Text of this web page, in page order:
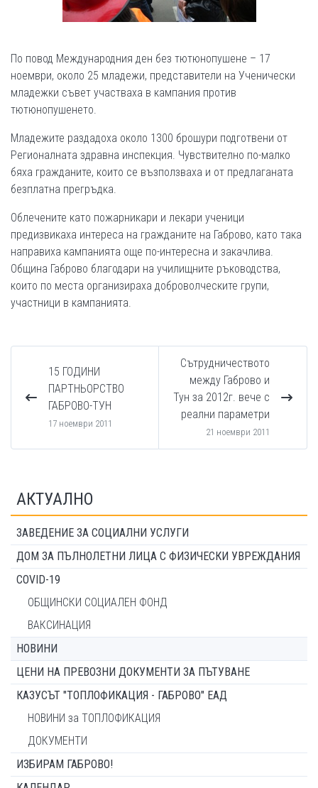
По повод Международния ден без тютюнопушене – 17
ноември, около 25 младежи, представители на Ученически
младежки съвет участваха в кампания против
тютюнопушенето.
Младежите раздадоха около 1300 брошури подготвени от
Регионалната здравна инспекция. Чувствително по-малко
бяха гражданите, които се възползваха и от предлаганата
безплатна прегръдка.
Облечените като пожарникари и лекари ученици
предизвикаха интереса на гражданите на Габрово, като така
направиха кампанията още по-интересна и закачлива.
Община Габрово благодари на училищните ръководства,
които по места организираха доброволческите групи,
участници в кампанията.
15 ГОДИНИ
ПАРТНЬОРСТВО
ГАБРОВО-ТУН
17 ноември 2011
Сътрудничеството
между Габрово и
Тун за 2012г. вече с
реални параметри
21 ноември 2011
АКТУАЛНО
ЗАВЕДЕНИЕ ЗА СОЦИАЛНИ УСЛУГИ
ДОМ ЗА ПЪЛНОЛЕТНИ ЛИЦА С ФИЗИЧЕСКИ УВРЕЖДАНИЯ
COVID-19
ОБЩИНСКИ СОЦИАЛЕН ФОНД
ВАКСИНАЦИЯ
НОВИНИ
ЦЕНИ НА ПРЕВОЗНИ ДОКУМЕНТИ ЗА ПЪТУВАНЕ
КАЗУСЪТ "ТОПЛОФИКАЦИЯ - ГАБРОВО" ЕАД
НОВИНИ за ТОПЛОФИКАЦИЯ
ДОКУМЕНТИ
ИЗБИРАМ ГАБРОВО!